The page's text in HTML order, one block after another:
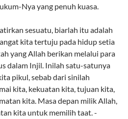
Nya yang penuh kuasa.
sesuatu, biarlah itu adalah
kita tertuju pada hidup setia
yang Allah berikan melalui para
dalam Injil. Inilah satu-satunya
pikul, sebab dari sinilah
kita, kekuatan kita, tujuan kita,
kita. Masa depan milik Allah,
kita untuk memilih taat. -